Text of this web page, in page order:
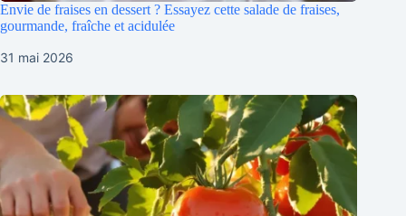
Envie de fraises en dessert ? Essayez cette salade de fraises,
gourmande, fraîche et acidulée
31 mai 2026